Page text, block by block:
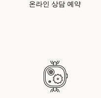
온라인 상담 예약